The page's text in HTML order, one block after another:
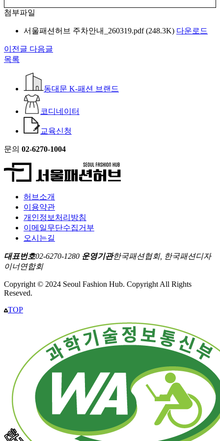
첨부파일
서울패션허브 주차안내_260319.pdf (248.3K) 다운로드
이전글 다음글
목록
동대문 K-패션 브랜드
코디네이터
교육신청
문의 02-6270-1004
허브소개
이용약관
개인정보처리방침
이메일무단수집거부
오시는길
대표번호02-6270-1280 운영기관한국패션협회, 한국패션디자
이너연합회
Copyright © 2024 Seoul Fashion Hub. Copyright All Rights
Reseved.
TOP